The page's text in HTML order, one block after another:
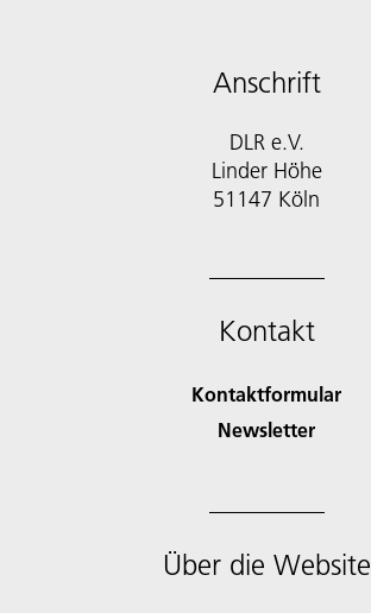
Anschrift
DLR e.V.
Linder Höhe
51147 Köln
Kontakt
Kontaktformular
Newsletter
Über die Website